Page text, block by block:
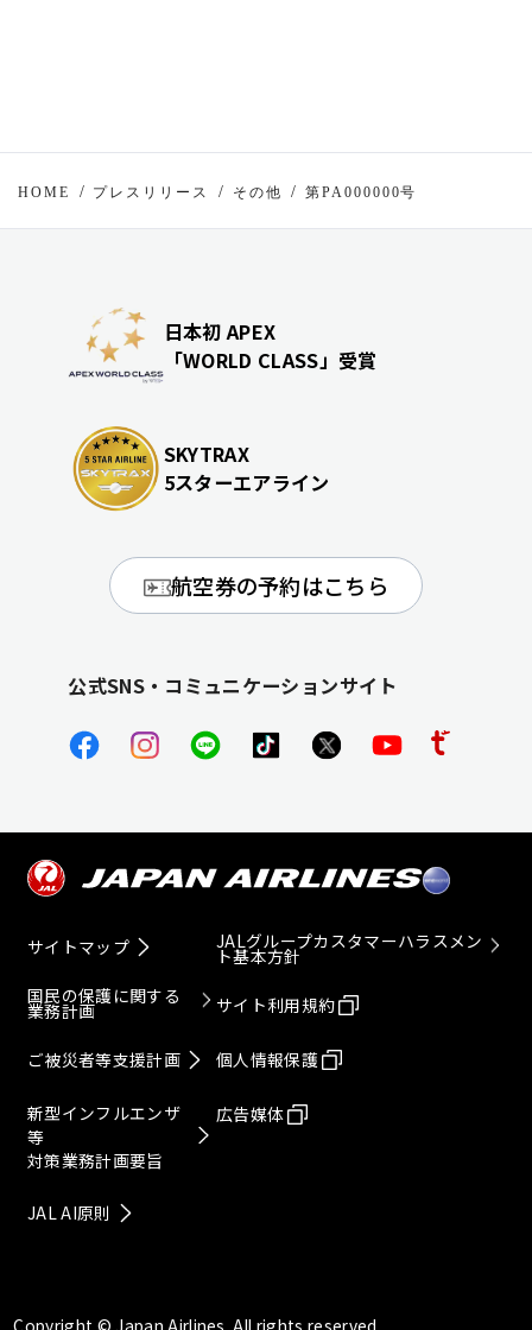
HOME プレスリリース その他 第PA000000号
日本初 APEX
「WORLD CLASS」受賞
SKYTRAX
5スターエアライン
航空券の予約はこちら
公式SNS・コミュニケーションサイト
サイトマップ
国民の保護に関する
業務計画
ご被災者等支援計画
新型インフルエンザ
等
対策業務計画要旨
JAL AI原則
JALグループカスタマーハラスメン
ト基本方針
サイト利用規約
個人情報保護
広告媒体